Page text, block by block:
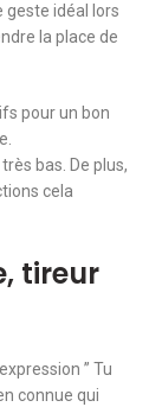
geste idéal lors
la place de
pour un bon
bas. De plus,
cela
tireur
” Tu
connue qui